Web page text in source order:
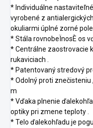
* Individuálne
vyrobené z
okuliarmi úplné zorné pole
* Stála rovnobeÏnosÈ os
* Centrálne zaostrovacie
rukaviciach .
* Patentovaný stredový
* Odolný proti znečisteniu
m
* Vďaka plnenie
optiky pri zmene teploty .
* Telo ďalekohľadu je